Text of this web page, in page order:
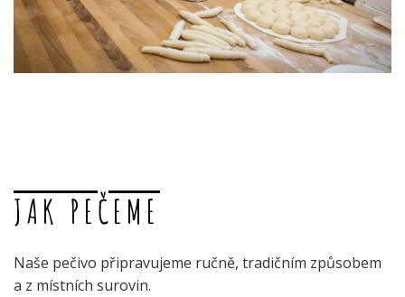
JAK PEČEME
Naše pečivo připravujeme ručně, tradičním způsobem
a z místních surovin.